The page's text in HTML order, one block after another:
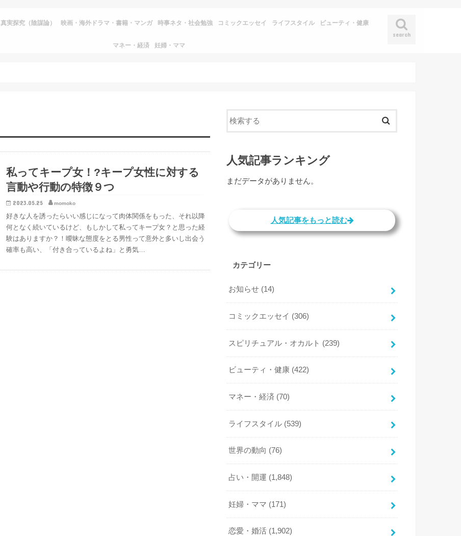
search
真実探究（陰謀論） 映画・海外ドラマ・書籍・マンガ 時事ネタ・社会勉強 コミックエッセイ ライフスタイル ビューティ・健康
マネー・経済 妊婦・ママ
私ってキープ女！?キープ女性に対する
言動や行動の特徴９つ
2023.05.25 momoko
好きな人を誘ったらいい感じになって肉体関係をもった、それ以降
何となく続いているけど、もしかして私ってキープ女？と思った経
験はありますか？！曖昧な態度をとる男性って意外と多いし出会う
確率も高い、「付き合っているよね」と勇気…
人気記事ランキング
まだデータがありません。
人気記事をもっと読む
カテゴリー
お知らせ (14)
コミックエッセイ (306)
スピリチュアル・オカルト (239)
ビューティ・健康 (422)
マネー・経済 (70)
ライフスタイル (539)
世界の動向 (76)
占い・開運 (1,848)
妊婦・ママ (171)
恋愛・婚活 (1,902)